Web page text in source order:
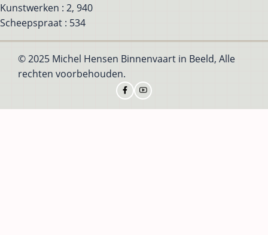
Kunstwerken : 2, 940
Scheepspraat : 534
© 2025 Michel Hensen Binnenvaart in Beeld, Alle
rechten voorbehouden.